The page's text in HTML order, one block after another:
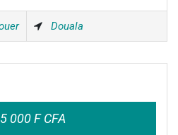
Douala
000 F CFA